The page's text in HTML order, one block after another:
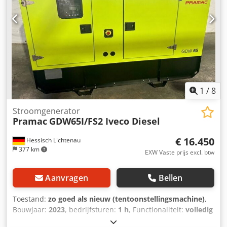
1 /8
Hessisch Lichtenau
377 km
Stroomgenerator
Pramac GDW65I/FS2 Iveco Diesel
€ 16.450
EXW Vaste prijs excl. btw
Aanvragen Bellen
Toestand: zo goed als nieuw (tentoonstellingsmachine),
Bouwjaar: 2023, bedrijfsturen: 1 h, Functionaliteit: volledig
diesel